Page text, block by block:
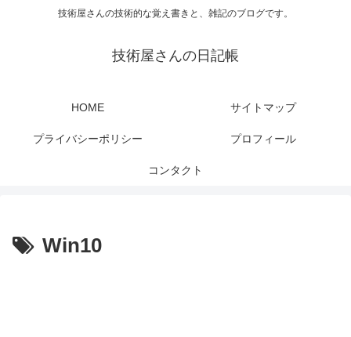
技術屋さんの技術的な覚え書きと、雑記のブログです。
技術屋さんの日記帳
HOME サイトマップ
プライバシーポリシー プロフィール
コンタクト
Win10